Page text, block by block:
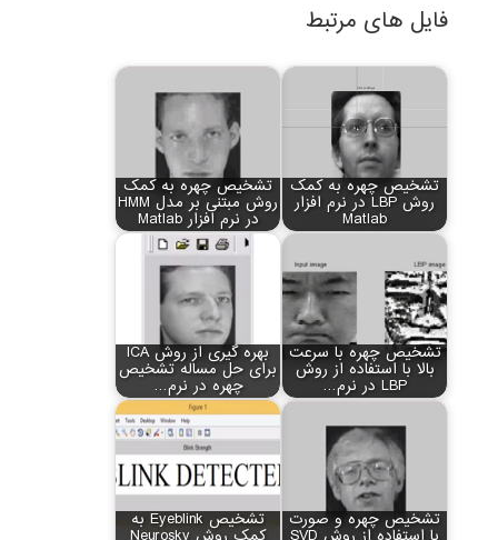
فایل های مرتبط
تشخیص چهره به کمک
روش LBP در نرم افزار
Matlab
تشخیص چهره به کمک
روش مبتنی بر مدل HMM
در نرم افزار Matlab
تشخیص چهره با سرعت
بالا با استفاده از روش
LBP در نرم…
بهره گیری از روش ICA
برای حل مساله تشخیص
چهره در نرم…
تشخیص چهره و صورت تشخیص Eyeblink به